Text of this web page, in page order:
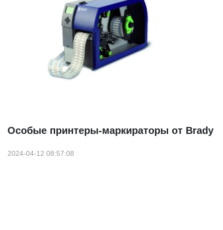
Особые принтеры-маркираторы от Brady
2024-04-12 08:57:08